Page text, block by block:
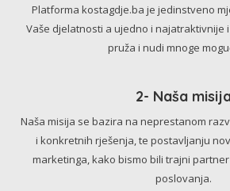
Platforma kostagdje.ba je jedinstveno
Vaše djelatnosti a ujedno i najatraktivnije
pruža i nudi mnoge
2- Naša
Naša misija se bazira na neprestanom
i konkretnih rješenja, te postavljanju
marketinga, kako bismo bili trajni
poslovanja.